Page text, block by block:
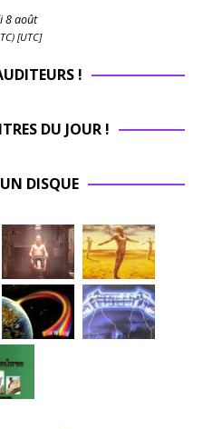
8 août
[UTC]
!
DU JOUR !
DISQUE